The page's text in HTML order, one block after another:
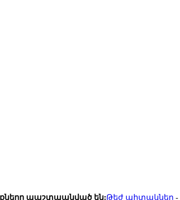
պաշտպանված են:Թեժ պիտակներ -